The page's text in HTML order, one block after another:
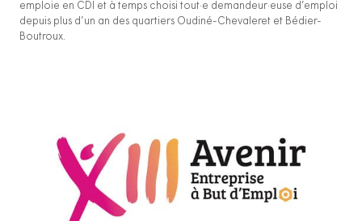
emploie en CDI et à temps choisi tout·e demandeur·euse d’emploi
depuis plus d’un an des quartiers Oudiné-Chevaleret et Bédier-
Boutroux.